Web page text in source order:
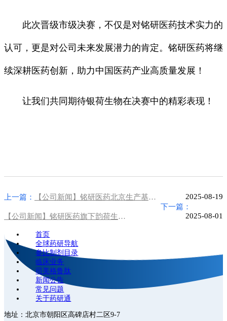
此次晋级市级决赛，不仅是对铭研医药技术实力的
认可，更是对公司未来发展潜力的肯定。铭研医药将继
续深耕医药创新，助力中国医药产业高质量发展！
让我们共同期待银荷生物在决赛中的精彩表现！
上一篇： 【公司新闻】铭研医药北京生产基地建设启动，聚焦纳米肿瘤药产业化
2025-08-19
下一篇：
【公司新闻】铭研医药旗下韵荷生物布局北京副中心AI+生物医药赛道
2025-08-01
首页
全球药研导航
参比制剂目录
临床业务
司美格鲁肽
新闻公告
常见问题
关于药研通
地址：北京市朝阳区高碑店村二区9-7